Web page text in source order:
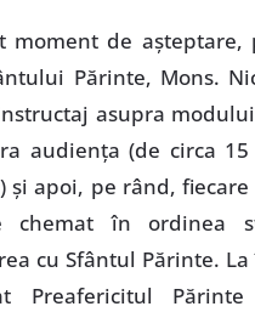
moment de aşteptare,
Părinte, Mons.
asupra
audienţa (de circa
şi apoi, pe rând, fiecare
chemat în ordinea
cu Sfântul Părinte.
Preafericitul Părinte